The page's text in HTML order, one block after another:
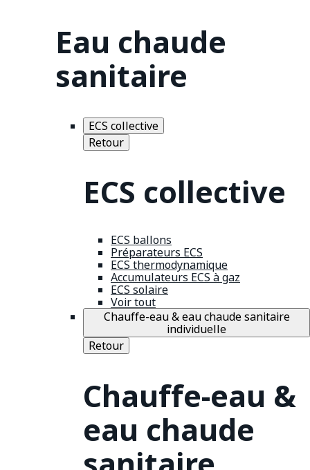
Eau chaude
sanitaire
ECS collective
Retour
ECS collective
ECS ballons
Préparateurs ECS
ECS thermodynamique
Accumulateurs ECS à gaz
ECS solaire
Voir tout
Chauffe-eau & eau chaude sanitaire
individuelle
Retour
Chauffe-eau &
eau chaude